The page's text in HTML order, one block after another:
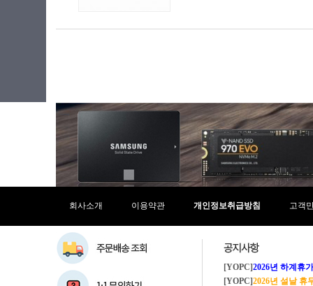
회사소개 이용약관 개인정보취급방침 고객
[YOPC]2026년 하계휴가 8/1~8/4
[YOPC]2026년 설날 휴